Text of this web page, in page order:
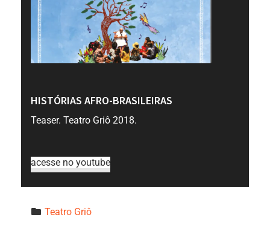
HISTÓRIAS AFRO-BRASILEIRAS
Teaser. Teatro Griô 2018.
acesse no youtube
Teatro Griô